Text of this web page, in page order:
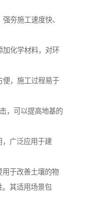
夯施工速度快、
加化学材料，对环
便，施工过程易于
，可以提高地基的
，广泛应用于建
用于改善土壤的物
。其适用场景包